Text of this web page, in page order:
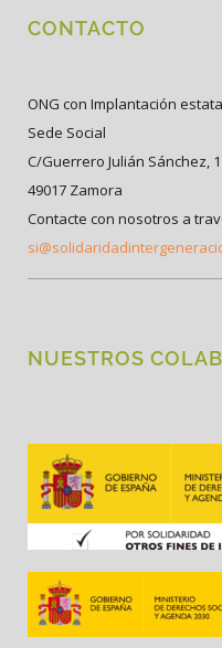
CONTACTO
ONG con Implantación
Sede Social
C/Guerrero Julián Sánchez, 1
49017 Zamora
Contacte con nosotros a
NUESTROS